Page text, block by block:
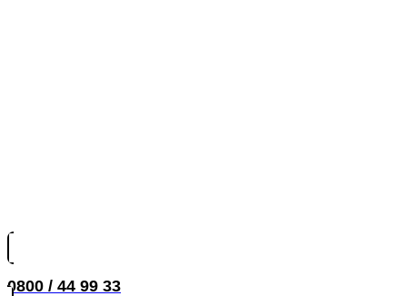
0800 / 44 99 33